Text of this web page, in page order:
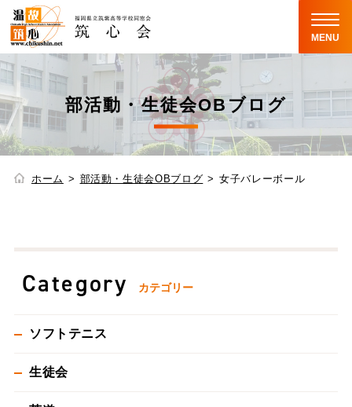
MENU
部活動・生徒会OBブログ
ホーム 部活動・生徒会OBブログ 女子バレーボール
Category カテゴリー
ソフトテニス
生徒会